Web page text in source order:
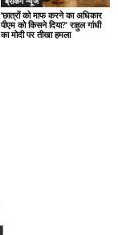
‘छात्रों को माफ करने का अधिकार
पीएम को किसने दिया?’ राहुल गांधी
का मोदी पर तीखा हमला